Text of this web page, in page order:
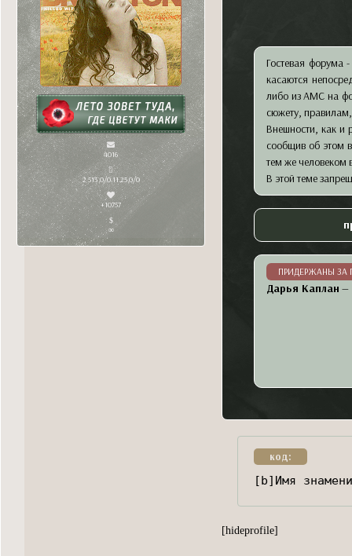
4016
2 513,0/0 11.25,0/0
+10757
∞
Гостевая форума
касаются
либо из АМС на
сюжету,
Внешности, как
сообщив об этом
тем же человеком
В этой теме
ПРИДЕРЖАНЫ ЗА
Дарья Каплан —
код:
[b]Имя
[hideprofile]